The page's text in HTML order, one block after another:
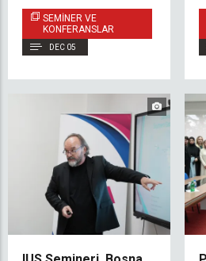
Saraybosna Belediye
Binası Ziyareti
SEMINER VE
KONFERANSLAR
DEC 05